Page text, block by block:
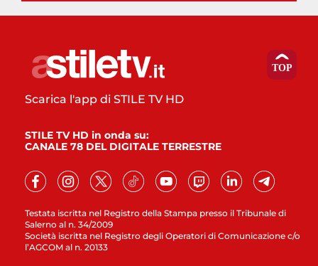
Testata iscritta nel Registro della Stampa presso il Tribunale di
Salerno al n. 34/2009
Società iscritta nel Registro degli Operatori di Comunicazione c/o
l’AGCOM al n. 20133
Scarica l'app di STILE TV HD
STILE TV HD in onda su:
CANALE 78 DEL DIGITALE TERRESTRE